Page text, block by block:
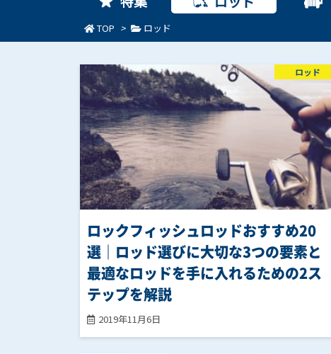
TOP > ロッド
ロックフィッシュロッドおすすめ20
選｜ロッド選びに大切な3つの要素と
最適なロッドを手に入れるための2ス
テップを解説
2019年11月6日
ロッド